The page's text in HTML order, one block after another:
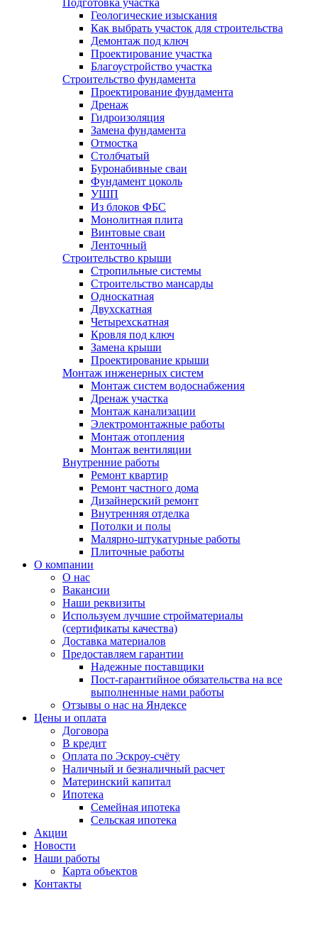
Подготовка участка
Геологические изыскания
Как выбрать участок для строительства
Демонтаж под ключ
Проектирование участка
Благоустройство участка
Строительство фундамента
Проектирование фундамента
Дренаж
Гидроизоляция
Замена фундамента
Отмостка
Столбчатый
Буронабивные сваи
Фундамент цоколь
УШП
Из блоков ФБС
Монолитная плита
Винтовые сваи
Ленточный
Строительство крыши
Стропильные системы
Строительство мансарды
Односкатная
Двухскатная
Четырехскатная
Кровля под ключ
Замена крыши
Проектирование крыши
Монтаж инженерных систем
Монтаж систем водоснабжения
Дренаж участка
Монтаж канализации
Электромонтажные работы
Монтаж отопления
Монтаж вентиляции
Внутренние работы
Ремонт квартир
Ремонт частного дома
Дизайнерский ремонт
Внутренняя отделка
Потолки и полы
Малярно-штукатурные работы
Плиточные работы
О компании
О нас
Вакансии
Наши реквизиты
Используем лучшие стройматериалы
(сертификаты качества)
Доставка материалов
Предоставляем гарантии
Надежные поставщики
Пост-гарантийное обязательства на все
выполненные нами работы
Отзывы о нас на Яндексе
Цены и оплата
Договора
В кредит
Оплата по Эскроу-счёту
Наличный и безналичный расчет
Материнский капитал
Ипотека
Семейная ипотека
Сельская ипотека
Акции
Новости
Наши работы
Карта объектов
Контакты